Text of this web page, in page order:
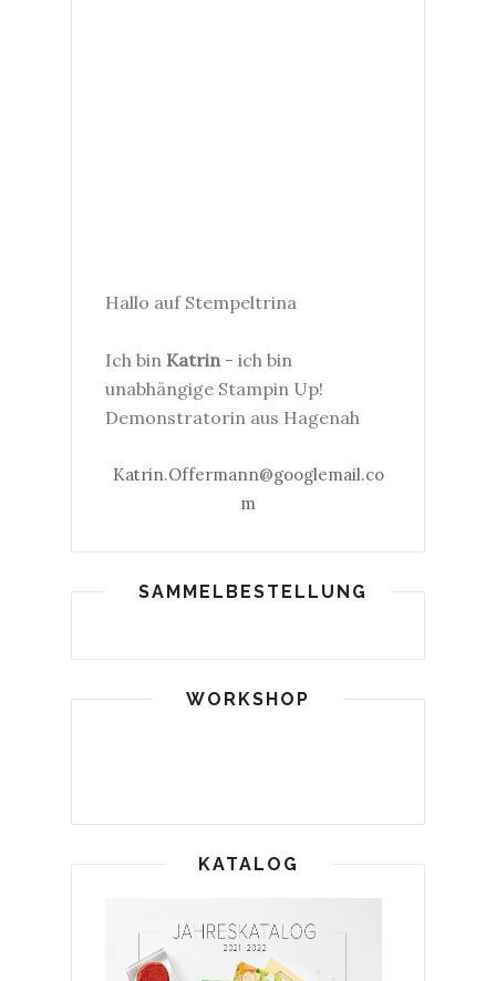
Hallo auf Stempeltrina
Ich bin Katrin- ich bin
unabhängige Stampin Up!
Demonstratorin aus Hagenah
Katrin.Offermann@googlemail.co
m
SAMMELBESTELLUNG
WORKSHOP
KATALOG